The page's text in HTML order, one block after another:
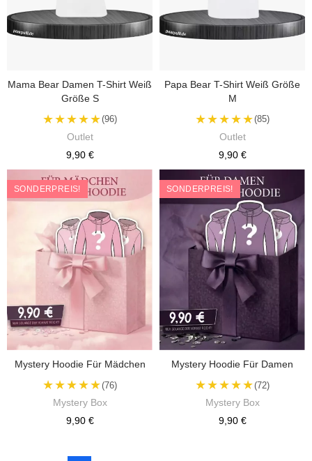
Mama Bear Damen T-Shirt Weiß
Größe S
★★★★★(96)
Outlet
9,90 €
Papa Bear T-Shirt Weiß Größe
M
★★★★★(85)
Outlet
9,90 €
SONDERPREIS!
Mystery Hoodie Für Mädchen
★★★★★(76)
Mystery Box
9,90 €
SONDERPREIS!
Mystery Hoodie Für Damen
★★★★★(72)
Mystery Box
9,90 €